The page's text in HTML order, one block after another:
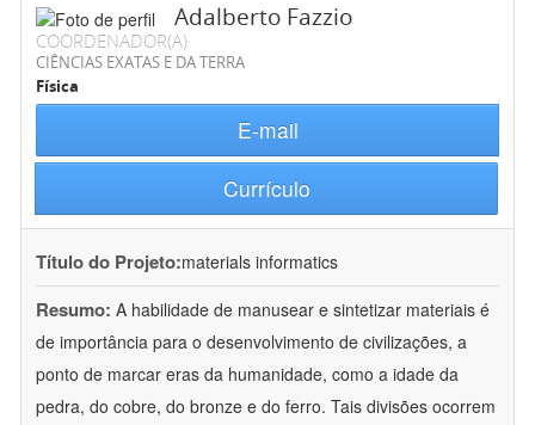
Adalberto Fazzio
COORDENADOR(A)
CIÊNCIAS EXATAS E DA TERRA
Física
E-mail
Currículo
Título do Projeto:materials informatics
Resumo: A habilidade de manusear e sintetizar materiais é
de importância para o desenvolvimento de civilizações, a
ponto de marcar eras da humanidade, como a idade da
pedra, do cobre, do bronze e do ferro. Tais divisões ocorrem